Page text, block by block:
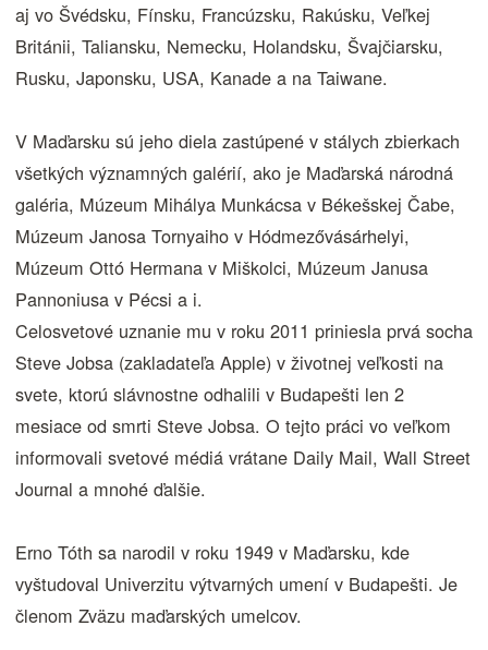
aj vo Švédsku, Fínsku, Francúzsku, Rakúsku, Veľkej
Británii, Taliansku, Nemecku, Holandsku, Švajčiarsku,
Rusku, Japonsku, USA, Kanade a na Taiwane.
V Maďarsku sú jeho diela zastúpené v stálych zbierkach
všetkých významných galérií, ako je Maďarská národná
galéria, Múzeum Mihálya Munkácsa v Békešskej Čabe,
Múzeum Janosa Tornyaiho v Hódmezővásárhelyi,
Múzeum Ottó Hermana v Miškolci, Múzeum Janusa
Pannoniusa v Pécsi a i.
Celosvetové uznanie mu v roku 2011 priniesla prvá socha
Steve Jobsa (zakladateľa Apple) v životnej veľkosti na
svete, ktorú slávnostne odhalili v Budapešti len 2
mesiace od smrti Steve Jobsa. O tejto práci vo veľkom
informovali svetové médiá vrátane Daily Mail, Wall Street
Journal a mnohé ďalšie.
Erno Tóth sa narodil v roku 1949 v Maďarsku, kde
vyštudoval Univerzitu výtvarných umení v Budapešti. Je
členom Zväzu maďarských umelcov.